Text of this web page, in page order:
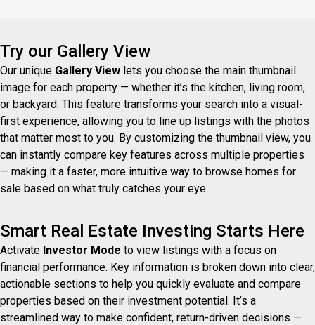
Try our Gallery View
Our unique Gallery View lets you choose the main thumbnail
image for each property — whether it’s the kitchen, living room,
or backyard. This feature transforms your search into a visual-
first experience, allowing you to line up listings with the photos
that matter most to you. By customizing the thumbnail view, you
can instantly compare key features across multiple properties
— making it a faster, more intuitive way to browse homes for
sale based on what truly catches your eye.
Smart Real Estate Investing Starts Here
Activate Investor Mode to view listings with a focus on
financial performance. Key information is broken down into clear,
actionable sections to help you quickly evaluate and compare
properties based on their investment potential. It’s a
streamlined way to make confident, return-driven decisions —